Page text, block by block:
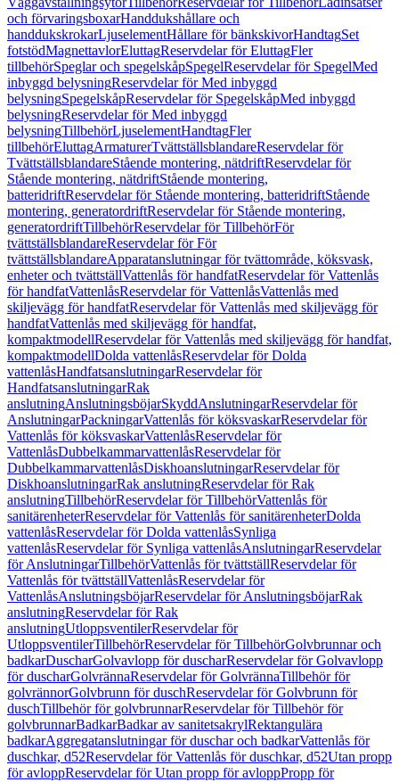
och förvaringsboxarHanddukshållare och
handdukskrokarLjuselementHållare för bänkskivorHandtagSet
fotstödMagnettavlorEluttagReservdelar för EluttagFler
tillbehörSpeglar och spegelskåpSpegelReservdelar för SpegelMed
inbyggd belysningReservdelar för Med inbyggd
belysningSpegelskåpReservdelar för SpegelskåpMed inbyggd
belysningReservdelar för Med inbyggd
belysningTillbehörLjuselementHandtagFler
tillbehörEluttagArmaturerTvättställsblandareReservdelar för
TvättställsblandareStående montering, nätdriftReservdelar för
Stående montering, nätdriftStående montering,
batteridriftReservdelar för Stående montering, batteridriftStående
montering, generatordriftReservdelar för Stående montering,
generatordriftTillbehörReservdelar för TillbehörFör
tvättställsblandareReservdelar för För
tvättställsblandareApparatanslutningar för tvättområde, köksvask,
enheter och tvättställVattenlås för handfatReservdelar för Vattenlås
för handfatVattenlåsReservdelar för VattenlåsVattenlås med
skiljevägg för handfatReservdelar för Vattenlås med skiljevägg för
handfatVattenlås med skiljevägg för handfat,
kompaktmodellReservdelar för Vattenlås med skiljevägg för handfat,
kompaktmodellDolda vattenlåsReservdelar för Dolda
vattenlåsHandfatsanslutningarReservdelar för
HandfatsanslutningarRak
anslutningAnslutningsböjarSkyddAnslutningarReservdelar för
AnslutningarPackningarVattenlås för köksvaskarReservdelar för
Vattenlås för köksvaskarVattenlåsReservdelar för
VattenlåsDubbelkammarvattenlåsReservdelar för
DubbelkammarvattenlåsDiskhoanslutningarReservdelar för
DiskhoanslutningarRak anslutningReservdelar för Rak
anslutningTillbehörReservdelar för TillbehörVattenlås för
sanitärenheterReservdelar för Vattenlås för sanitärenheterDolda
vattenlåsReservdelar för Dolda vattenlåsSynliga
vattenlåsReservdelar för Synliga vattenlåsAnslutningarReservdelar
för AnslutningarTillbehörVattenlås för tvättställReservdelar för
Vattenlås för tvättställVattenlåsReservdelar för
VattenlåsAnslutningsböjarReservdelar för AnslutningsböjarRak
anslutningReservdelar för Rak
anslutningUtloppsventilerReservdelar för
UtloppsventilerTillbehörReservdelar för TillbehörGolvbrunnar och
badkarDuscharGolvavlopp för duscharReservdelar för Golvavlopp
för duscharGolvrännaReservdelar för GolvrännaTillbehör för
golvrännorGolvbrunn för duschReservdelar för Golvbrunn för
duschTillbehör för golvbrunnarReservdelar för Tillbehör för
golvbrunnarBadkarBadkar av sanitetsakrylRektangulära
badkarAggregatanslutningar för duschar och badkarVattenlås för
duschkar, d52Reservdelar för Vattenlås för duschkar, d52Utan propp
för avloppReservdelar för Utan propp för avloppPropp för